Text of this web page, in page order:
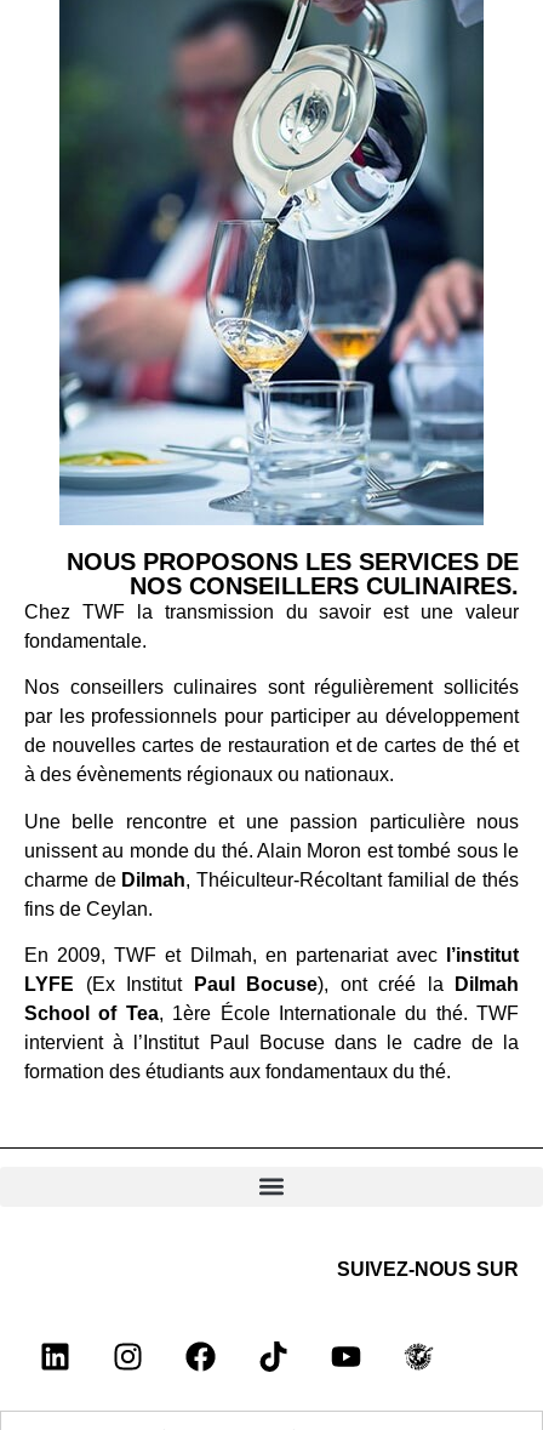
NOUS PROPOSONS LES SERVICES DE
NOS CONSEILLERS CULINAIRES.
Chez TWF la transmission du savoir est une valeur
fondamentale.
Nos conseillers culinaires sont régulièrement sollicités
par les professionnels pour participer au développement
de nouvelles cartes de restauration et de cartes de thé et
à des évènements régionaux ou nationaux.
Une belle rencontre et une passion particulière nous
unissent au monde du thé. Alain Moron est tombé sous le
charme de Dilmah, Théiculteur-Récoltant familial de thés
fins de Ceylan.
En 2009, TWF et Dilmah, en partenariat avec
l’institut
LYFE (Ex Institut Paul Bocuse), ont créé la
Dilmah
School of Tea, 1ère École Internationale du thé. TWF
intervient à l’Institut Paul Bocuse dans le cadre de la
formation des étudiants aux fondamentaux du thé.
SUIVEZ-NOUS SUR